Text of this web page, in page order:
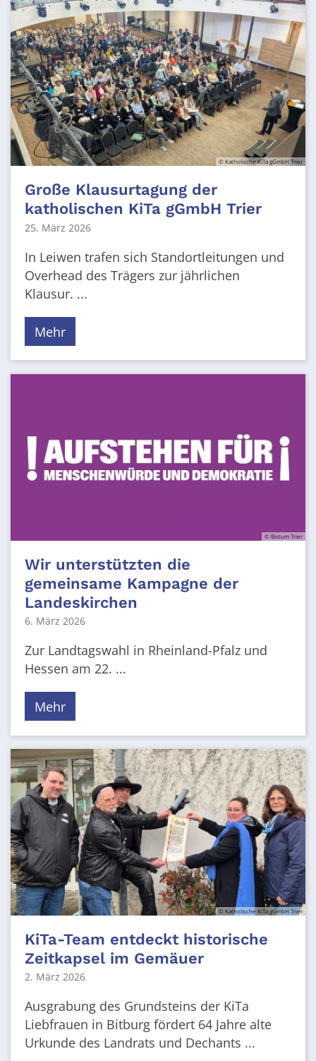
© Katholische KiTa gGmbH Trier
Große Klausurtagung der
katholischen KiTa gGmbH Trier
25. März 2026
In Leiwen trafen sich Standortleitungen und
Overhead des Trägers zur jährlichen
Klausur. ...
Mehr
© Bistum Trier
Wir unterstützten die
gemeinsame Kampagne der
Landeskirchen
6. März 2026
Zur Landtagswahl in Rheinland-Pfalz und
Hessen am 22. ...
Mehr
© Katholische KiTa gGmbH Trier
KiTa-Team entdeckt historische
Zeitkapsel im Gemäuer
2. März 2026
Ausgrabung des Grundsteins der KiTa
Liebfrauen in Bitburg fördert 64 Jahre alte
Urkunde des Landrats und Dechants ...